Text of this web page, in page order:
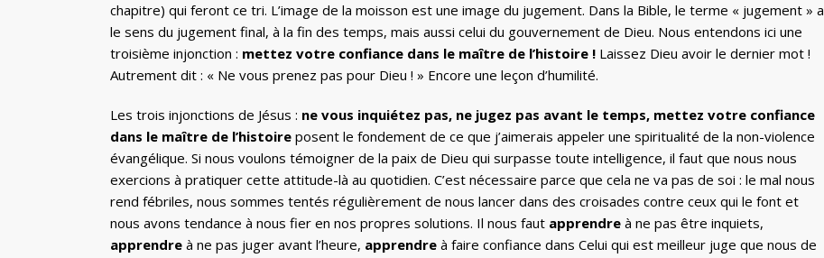
chapitre) qui feront ce tri. L’image de la moisson est une image du jugement. Dans la Bible, le terme « jugement » a
le sens du jugement final, à la fin des temps, mais aussi celui du gouvernement de Dieu. Nous entendons ici une
troisième injonction : mettez votre confiance dans le maître de l’histoire ! Laissez Dieu avoir le dernier mot !
Autrement dit : « Ne vous prenez pas pour Dieu ! » Encore une leçon d’humilité.
Les trois injonctions de Jésus : ne vous inquiétez pas, ne jugez pas avant le temps, mettez votre confiance
dans le maître de l’histoire posent le fondement de ce que j’aimerais appeler une spiritualité de la non-violence
évangélique. Si nous voulons témoigner de la paix de Dieu qui surpasse toute intelligence, il faut que nous nous
exercions à pratiquer cette attitude-là au quotidien. C’est nécessaire parce que cela ne va pas de soi : le mal nous
rend fébriles, nous sommes tentés régulièrement de nous lancer dans des croisades contre ceux qui le font et
nous avons tendance à nous fier en nos propres solutions. Il nous faut apprendre à ne pas être inquiets,
apprendre à ne pas juger avant l’heure, apprendre à faire confiance dans Celui qui est meilleur juge que nous de